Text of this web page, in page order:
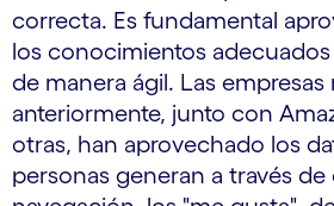
correcta. Es fundamental
los conocimientos
de manera ágil. Las
anteriormente, junto con
otras, han aprovechado los
personas generan a través